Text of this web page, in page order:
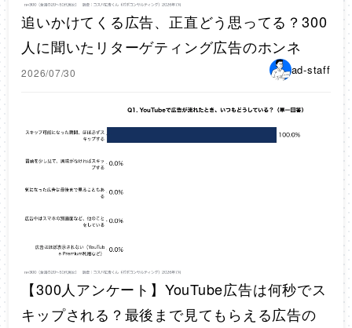
追いかけてくる広告、正直どう思ってる？300
人に聞いたリターゲティング広告のホンネ
2026/07/30 ad-staff
【300人アンケート】YouTube広告は何秒でス
キップされる？最後まで見てもらえる広告の